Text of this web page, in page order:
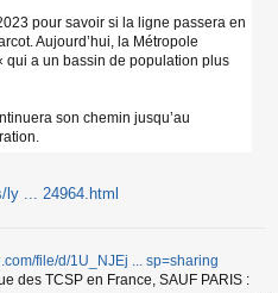
pour savoir si la ligne passera en
Aujourd’hui, la Métropole
qui a un bassin de population plus
son chemin jusqu’au
ly ... 24964.html
file/d/1U_NJEj ... sp=sharing
des TCSP en France, SAUF PARIS :